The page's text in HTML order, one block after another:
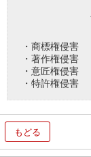
・商標権侵害
・著作権侵害
・意匠権侵害
・特許権侵害
もどる